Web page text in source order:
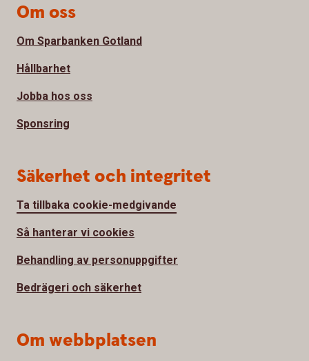
Om oss
Om Sparbanken Gotland
Hållbarhet
Jobba hos oss
Sponsring
Säkerhet och integritet
Ta tillbaka cookie-medgivande
Så hanterar vi cookies
Behandling av personuppgifter
Bedrägeri och säkerhet
Om webbplatsen